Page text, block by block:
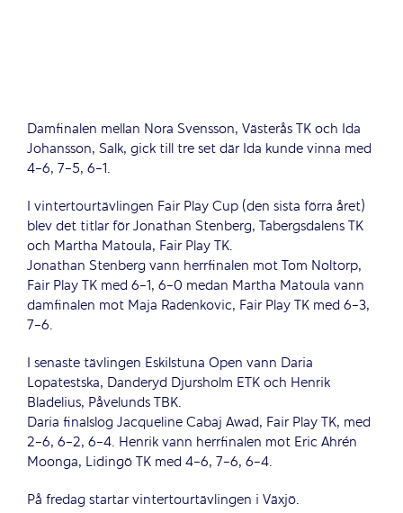
Damfinalen mellan Nora Svensson, Västerås TK och Ida
Johansson, Salk, gick till tre set där Ida kunde vinna med
4-6, 7-5, 6-1.
I vintertourtävlingen Fair Play Cup (den sista förra året)
blev det titlar för Jonathan Stenberg, Tabergsdalens TK
och Martha Matoula, Fair Play TK.
Jonathan Stenberg vann herrfinalen mot Tom Noltorp,
Fair Play TK med 6-1, 6-0 medan Martha Matoula vann
damfinalen mot Maja Radenkovic, Fair Play TK med 6-3,
7-6.
I senaste tävlingen Eskilstuna Open vann Daria
Lopatestska, Danderyd Djursholm ETK och Henrik
Bladelius, Påvelunds TBK.
Daria finalslog Jacqueline Cabaj Awad, Fair Play TK, med
2-6, 6-2, 6-4. Henrik vann herrfinalen mot Eric Ahrén
Moonga, Lidingö TK med 4-6, 7-6, 6-4.
På fredag startar vintertourtävlingen i Växjö.